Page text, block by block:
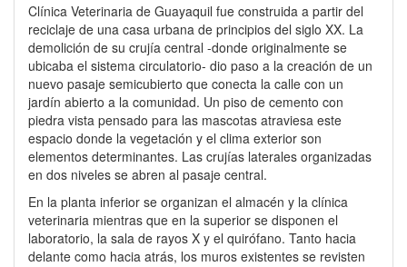
Clínica Veterinaria de Guayaquil fue construida a partir del
reciclaje de una casa urbana de principios del siglo XX. La
demolición de su crujía central -donde originalmente se
ubicaba el sistema circulatorio- dio paso a la creación de un
nuevo pasaje semicubierto que conecta la calle con un
jardín abierto a la comunidad. Un piso de cemento con
piedra vista pensado para las mascotas atraviesa este
espacio donde la vegetación y el clima exterior son
elementos determinantes. Las crujías laterales organizadas
en dos niveles se abren al pasaje central.
En la planta inferior se organizan el almacén y la clínica
veterinaria mientras que en la superior se disponen el
laboratorio, la sala de rayos X y el quirófano. Tanto hacia
delante como hacia atrás, los muros existentes se revisten